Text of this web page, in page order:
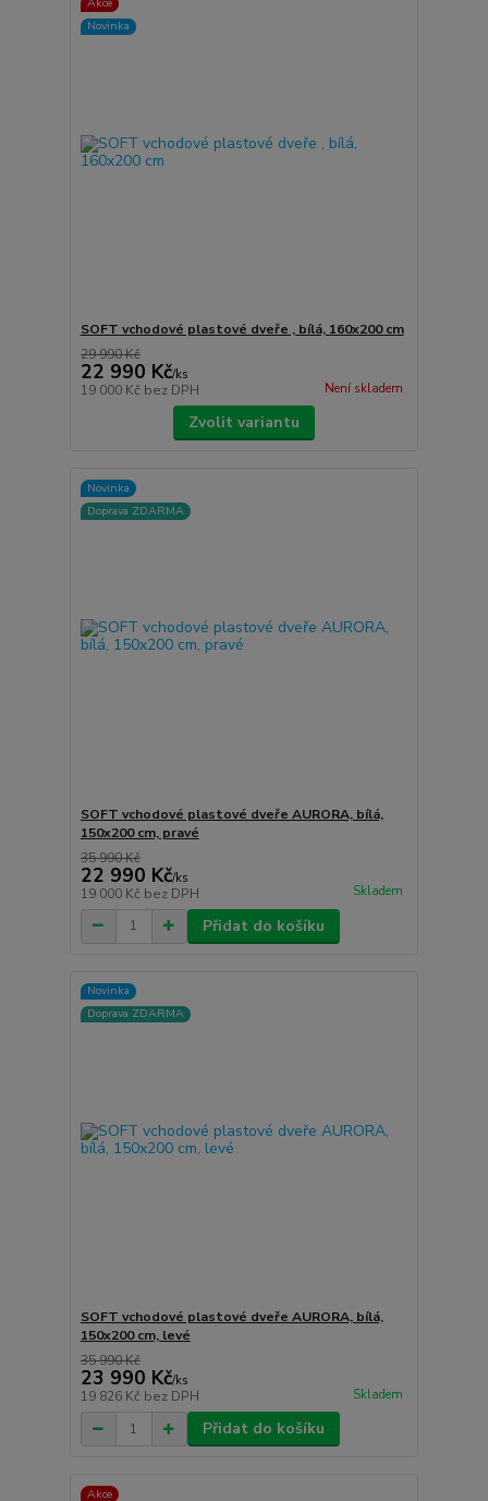
Novinka
SOFT vchodové plastové dveře , bílá, 160x200 cm
29 990 Kč
22 990 Kč/ks
19 000 Kč bez DPH Není skladem
Zvolit variantu
Novinka
Doprava ZDARMA
SOFT vchodové plastové dveře AURORA, bílá,
150x200 cm, pravé
35 990 Kč
22 990 Kč/ks
19 000 Kč bez DPH Skladem
Přidat do košíku
Novinka
Doprava ZDARMA
SOFT vchodové plastové dveře AURORA, bílá,
150x200 cm, levé
35 990 Kč
23 990 Kč/ks
19 826 Kč bez DPH Skladem
Přidat do košíku
Akce